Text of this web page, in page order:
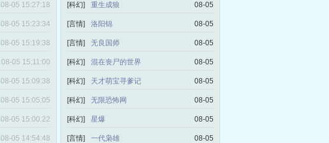
08-05 15:27:18
08-05 15:23:34
08-05 15:19:38
08-05 15:11:00
08-05 15:09:38
08-05 15:05:05
08-05 15:00:22
08-05 14:54:48
[科幻] 重生成狼 08-05
[言情] 洛阳锦 08-05
[言情] 无良国师 08-05
[科幻] 混在丧尸的世界 08-05
[科幻] 天才萌宝寻爹记 08-05
[科幻] 无限恐怖网 08-05
[科幻] 星爆 08-05
[言情] 一代枭雄 08-05